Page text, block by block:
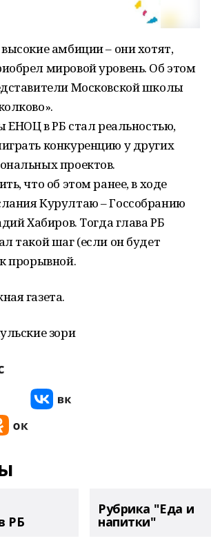
амбиции – они хотят,
мировой уровень. Об этом
Московской школы
ЕНОЦ в РБ стал реальностью,
конкуренцию у других
проектов.
что об этом ранее, в ходе
Курултаю – Госсобранию
Хабиров. Тогда глава РБ
такой шаг (если он будет
прорывной.
газета.
зори
РБ
Рубрика "Еда и
напитки"